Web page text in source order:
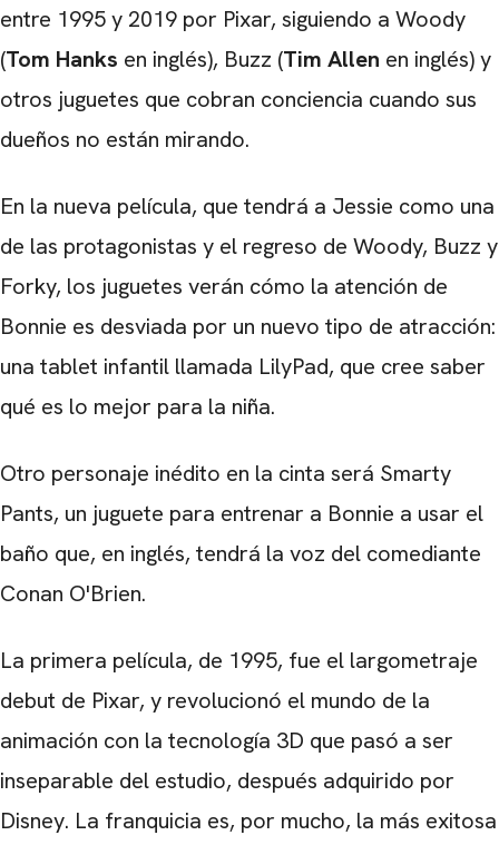
entre 1995 y 2019 por Pixar, siguiendo a Woody
(Tom Hanks en inglés), Buzz (Tim Allen en inglés) y
otros juguetes que cobran conciencia cuando sus
dueños no están mirando.
En la nueva película, que tendrá a Jessie como una
de las protagonistas y el regreso de Woody, Buzz y
Forky, los juguetes verán cómo la atención de
Bonnie es desviada por un nuevo tipo de atracción:
una tablet infantil llamada LilyPad, que cree saber
qué es lo mejor para la niña.
Otro personaje inédito en la cinta será Smarty
Pants, un juguete para entrenar a Bonnie a usar el
baño que, en inglés, tendrá la voz del comediante
Conan O'Brien.
La primera película, de 1995, fue el largometraje
debut de Pixar, y revolucionó el mundo de la
animación con la tecnología 3D que pasó a ser
inseparable del estudio, después adquirido por
Disney. La franquicia es, por mucho, la más exitosa